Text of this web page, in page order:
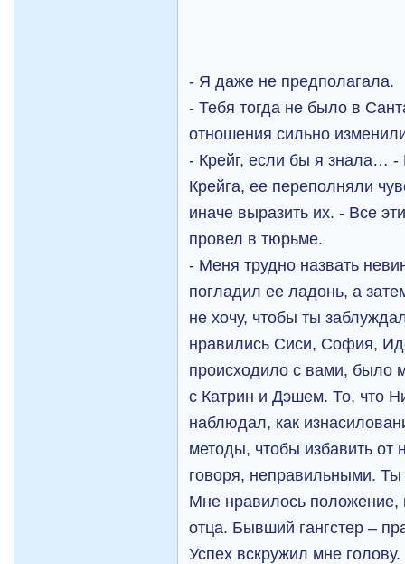
- Я даже не предполагала.
- Тебя тогда не было в
отношения сильно
- Крейг, если бы я знала… -
Крейга, ее переполняли
иначе выразить их. - Все
провел в тюрьме.
- Меня трудно назвать
погладил ее ладонь, а
не хочу, чтобы ты
нравились Сиси, София,
происходило с вами, было
с Катрин и Дэшем. То, что
наблюдал, как
методы, чтобы избавить от
говоря, неправильными.
Мне нравилось положение,
отца. Бывший гангстер –
Успех вскружил мне